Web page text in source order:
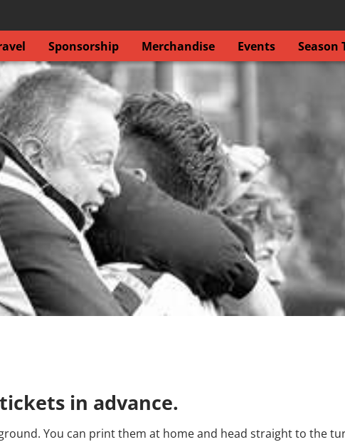
Sponsorship Merchandise Events Season
in advance.
You can print them at home and head straight to the